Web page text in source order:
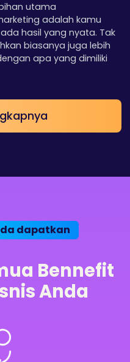
utama
adalah kamu
hasil yang nyata. Tak
biasanya juga lebih
apa yang dimiliki
dapatkan
Bennefit
Anda